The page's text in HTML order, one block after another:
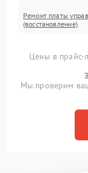
Ремонт платы
(восстановление)
Цены в прайс-
Мы проверим